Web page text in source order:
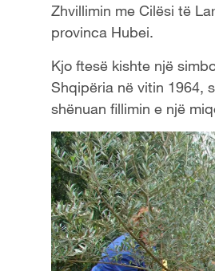
Zhvillimin me Cilësi të
provinca Hubei.
Kjo ftesë kishte një
Shqipëria në vitin 1964,
shënuan fillimin e një